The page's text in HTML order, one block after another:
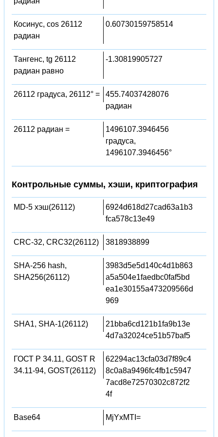
Косинус, cos 26112
радиан
0.60730159758514
Тангенс, tg 26112
радиан равно
-1.30819905727
26112 градуса, 26112° =
455.74037428076
радиан
26112 радиан =
1496107.3946456
градуса,
1496107.3946456°
Контрольные суммы, хэши, криптография
MD-5 хэш(26112)
6924d618d27cad63a1b3
fca578c13e49
CRC-32, CRC32(26112) 3818938899
SHA-256 hash,
SHA256(26112)
3983d5e5d140c4d1b863
a5a504e1faedbc0faf5bd
ea1e30155a473209566d
969
SHA1, SHA-1(26112)
21bba6cd121b1fa9b13e
4d7a32024ce51b57baf5
ГОСТ Р 34.11, GOST R
34.11-94, GOST(26112)
62294ac13cfa03d7f89c4
8c0a8a9496fc4fb1c5947
7acd8e72570302c872f2
4f
Base64 MjYxMTI=